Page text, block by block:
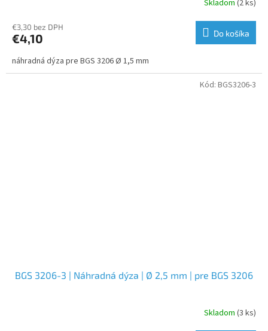
Skladom (2 ks)
€3,30 bez DPH
€4,10 Do košíka
náhradná dýza pre BGS 3206 Ø 1,5 mm
BGS 3206-3 | Náhradná dýza | Ø 2,5 mm | pre BGS 3206
Skladom (3 ks)
Kód: BGS3206-3